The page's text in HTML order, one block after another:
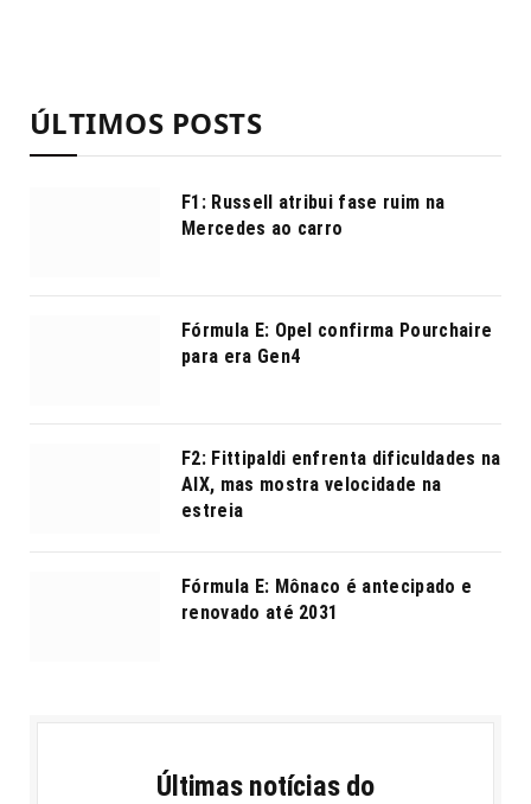
ÚLTIMOS POSTS
F1: Russell atribui fase ruim na
Mercedes ao carro
Fórmula E: Opel confirma Pourchaire
para era Gen4
F2: Fittipaldi enfrenta dificuldades na
AIX, mas mostra velocidade na
estreia
Fórmula E: Mônaco é antecipado e
renovado até 2031
Últimas notícias do